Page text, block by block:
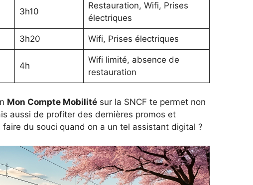
3h10
Restauration, Wifi, Prises
électriques
3h20 Wifi, Prises électriques
4h
Wifi limité, absence de
restauration
Mon Compte Mobilité sur la SNCF te permet non
aussi de profiter des dernières promos et
du souci quand on a un tel assistant digital ?